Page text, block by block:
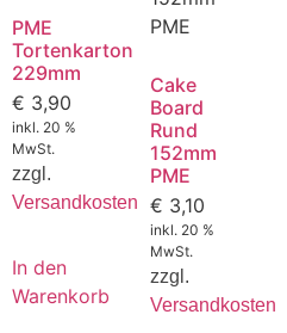
PME
Tortenkarton
229mm
€ 3,90
inkl. 20 %
MwSt.
zzgl.
Versandkosten
In den
Warenkorb
Cake
Board
Rund
152mm
PME
€ 3,10
inkl. 20 %
MwSt.
zzgl.
Versandkosten